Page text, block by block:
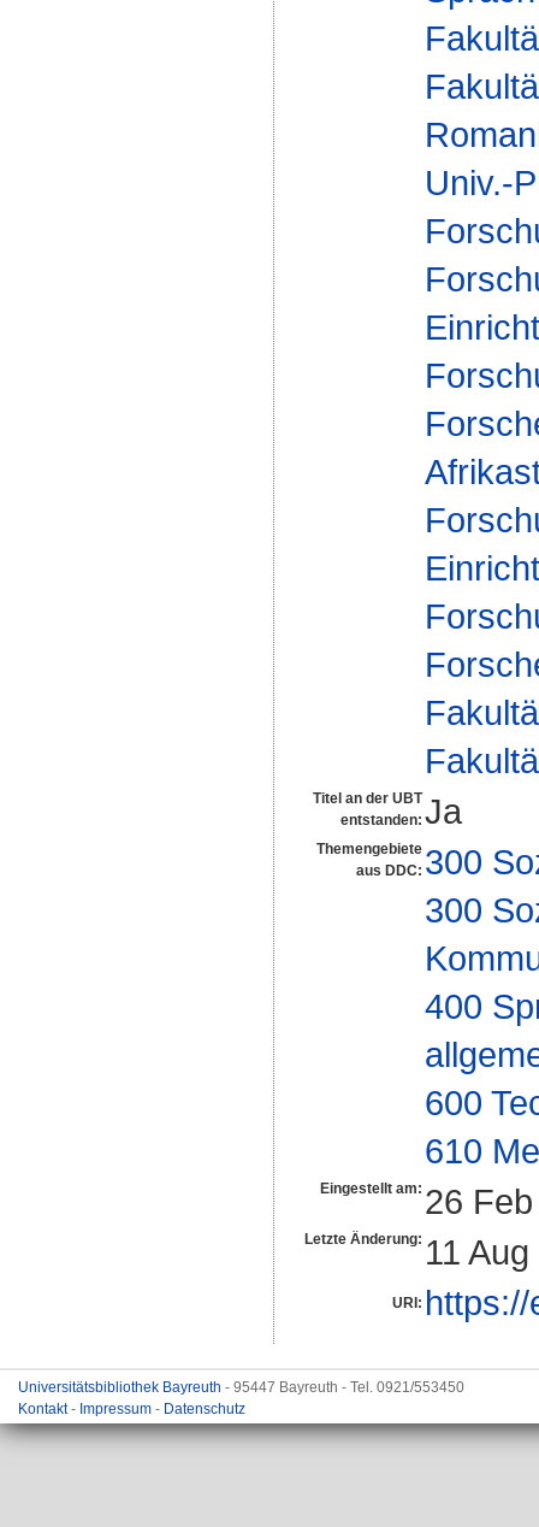
Univ.-
Titel an der UBT
entstanden: Ja
Themengebiete
aus DDC: 300
300
400
600
610
Eingestellt am: 26
Letzte Änderung: 11
URI:
Universitätsbibliothek Bayreuth - 95447 Bayreuth - Tel. 0921/553450
Kontakt- Impressum - Datenschutz